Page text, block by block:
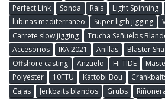
Perfect Link
Sonda Rais Light Spinning
lubinas mediterraneo
Super ligth jigging
Carrete slow jigging
Trucha Señuelos
Accesorios
IKA 2021 Anillas Blaster
Offshore casting
Anzuelo Hi TIDE
Polyester
10FTU Kattobi Bou
Cajas
Jerkbaits blandos Grubs